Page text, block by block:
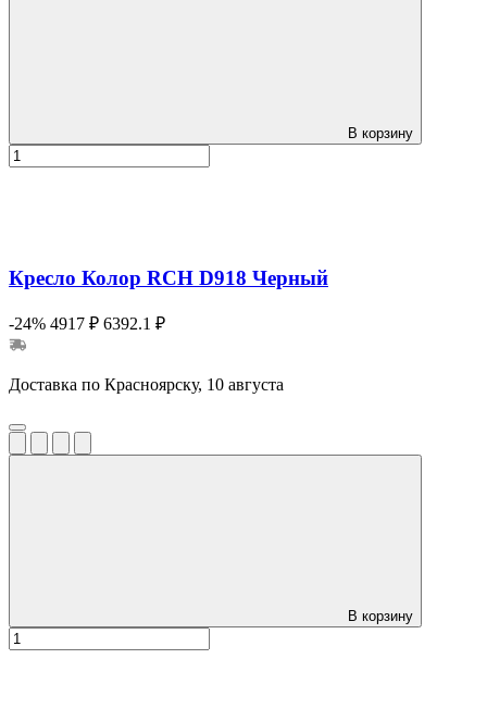
В корзину
Кресло Колор RCH D918 Черный
-24% 4917 ₽ 6392.1 ₽
Доставка по Красноярску, 10 августа
В корзину